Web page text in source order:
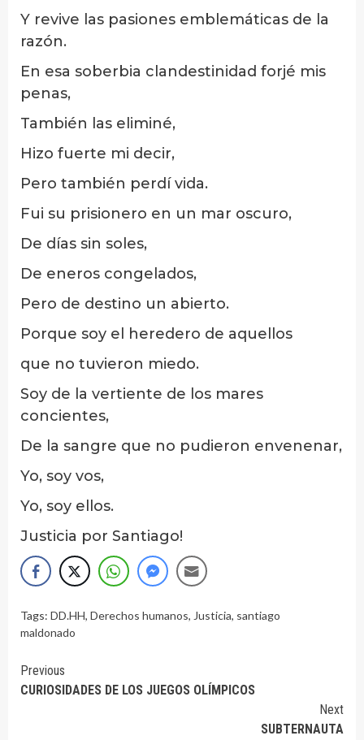
Y revive las pasiones emblemáticas de la
razón.
En esa soberbia clandestinidad forjé mis
penas,
También las eliminé,
Hizo fuerte mi decir,
Pero también perdí vida.
Fui su prisionero en un mar oscuro,
De días sin soles,
De eneros congelados,
Pero de destino un abierto.
Porque soy el heredero de aquellos
que no tuvieron miedo.
Soy de la vertiente de los mares
concientes,
De la sangre que no pudieron envenenar,
Yo, soy vos,
Yo, soy ellos.
Justicia por Santiago!
Tags: DD.HH, Derechos humanos, Justicia, santiago
maldonado
Continue
Reading
Previous
CURIOSIDADES DE LOS JUEGOS OLÍMPICOS
Next
SUBTERNAUTA